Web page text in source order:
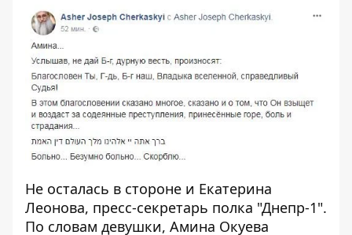
Не осталась в стороне и Екатерина
Леонова, пресс-секретарь полка "Днепр-1".
По словам девушки, Амина Окуева